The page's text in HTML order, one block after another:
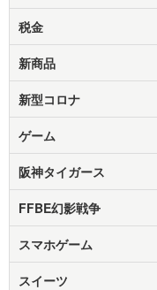
税金
新商品
新型コロナ
ゲーム
阪神タイガース
FFBE幻影戦争
スマホゲーム
スイーツ